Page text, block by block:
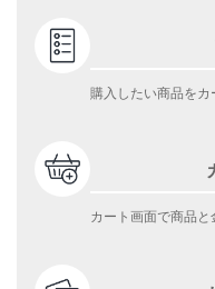
購入したい商品をカ
カート画面で商品と